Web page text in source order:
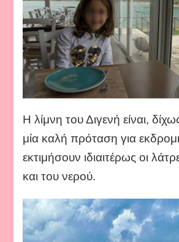
Η λίμνη του Διγενή είναι,
μία καλή πρόταση για
εκτιμήσουν ιδιαιτέρως οι
και του νερού.